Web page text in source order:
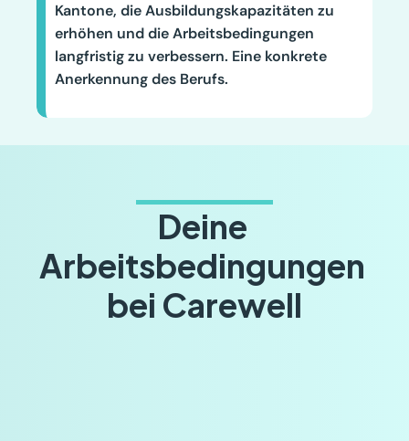
Kantone, die Ausbildungskapazitäten zu
erhöhen und die Arbeitsbedingungen
langfristig zu verbessern. Eine konkrete
Anerkennung des Berufs.
Deine
Arbeitsbedingungen
bei Carewell